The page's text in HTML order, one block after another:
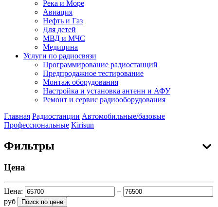
Река и Море
Авиация
Нефть и Газ
Для детей
МВД и МЧС
Медицина
Услуги по радиосвязи
Программирование радиостанций
Предпродажное тестирование
Монтаж оборудования
Настройка и установка антенн и АФУ
Ремонт и сервис радиооборудования
Главная Радиостанции Автомобильные/базовые
Профессиональные Kirisun
Фильтры
Цена
Цена:
−
руб